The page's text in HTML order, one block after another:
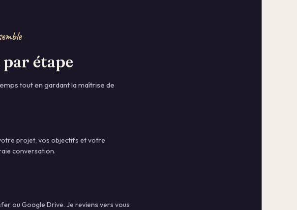
étape
tout en gardant la maîtrise de
projet, vos objectifs et votre
conversation.
ou Google Drive. Je reviens vers vous